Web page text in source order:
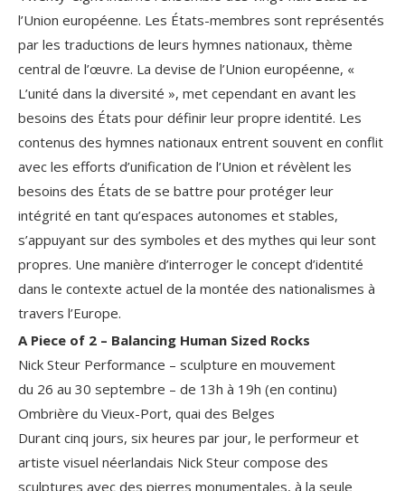
l’Union européenne. Les États-membres sont représentés
par les traductions de leurs hymnes nationaux, thème
central de l’œuvre. La devise de l’Union européenne, «
L’unité dans la diversité », met cependant en avant les
besoins des États pour définir leur propre identité. Les
contenus des hymnes nationaux entrent souvent en conflit
avec les efforts d’unification de l’Union et révèlent les
besoins des États de se battre pour protéger leur
intégrité en tant qu’espaces autonomes et stables,
s’appuyant sur des symboles et des mythes qui leur sont
propres. Une manière d’interroger le concept d’identité
dans le contexte actuel de la montée des nationalismes à
travers l’Europe.
A Piece of 2 – Balancing Human Sized Rocks
Nick Steur Performance – sculpture en mouvement
du 26 au 30 septembre – de 13h à 19h (en continu)
Ombrière du Vieux-Port, quai des Belges
Durant cinq jours, six heures par jour, le performeur et
artiste visuel néerlandais Nick Steur compose des
sculptures avec des pierres monumentales, à la seule